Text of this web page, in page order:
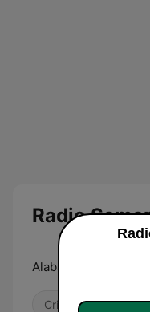
Radio
Alabando a Cristo
Cristiana